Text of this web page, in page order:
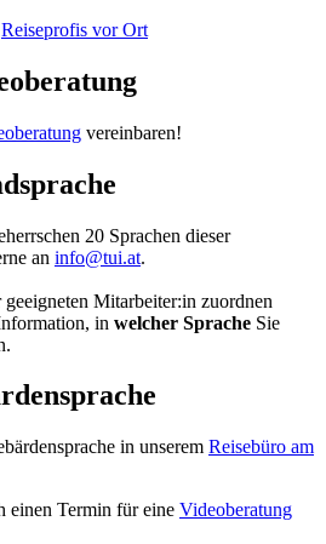
Reiseprofis vor Ort
vereinbaren!
20 Sprachen dieser
an info@tui.at.
Mitarbeiter:in zuordnen
in welcher Sprache Sie
in unserem Reisebüro am
einen Termin für eine Videoberatung